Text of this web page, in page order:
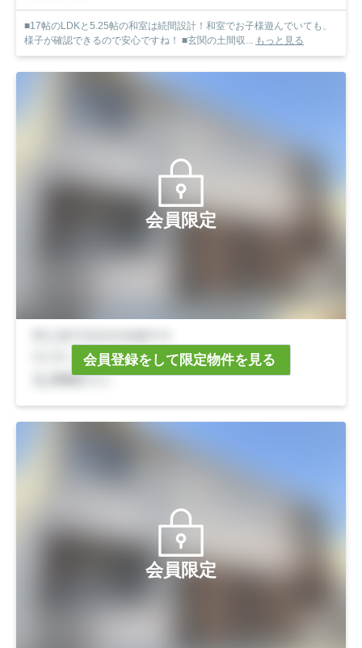
■17帖のLDKと5.25帖の和室は続間設計！和室でお子様遊んでいても、
様子が確認できるので安心ですね！ ■玄関の土間収... もっと見る
会員限定
会員登録をして限定物件を見る
会員限定